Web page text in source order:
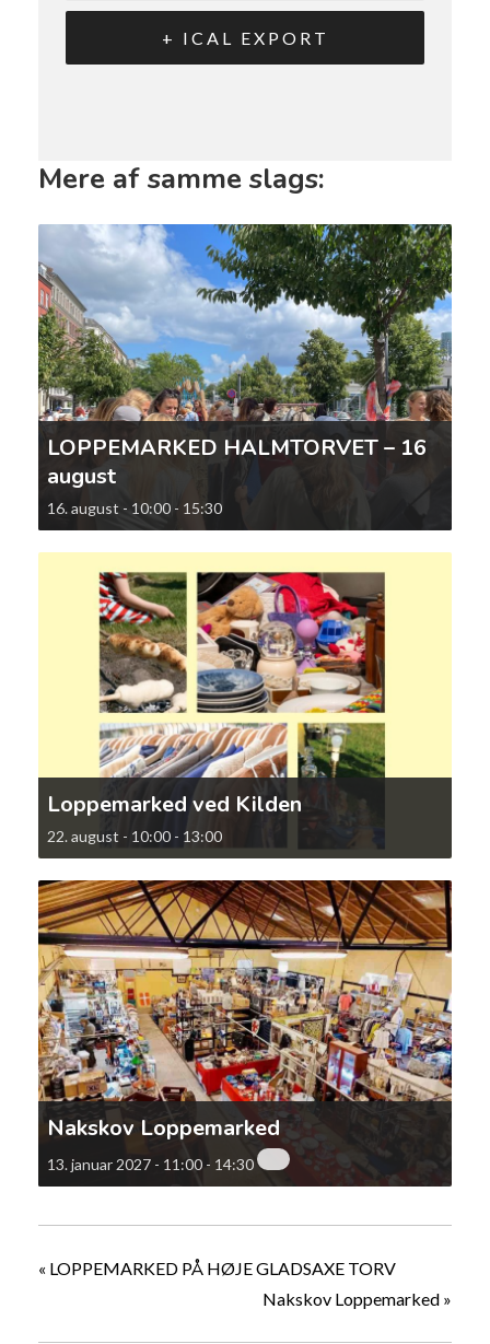
+ ICAL EXPORT
Mere af samme slags:
LOPPEMARKED HALMTORVET – 16
august
16. august - 10:00 - 15:30
Loppemarked ved Kilden
22. august - 10:00 - 13:00
Nakskov Loppemarked
13. januar 2027 - 11:00 - 14:30
« LOPPEMARKED PÅ HØJE GLADSAXE TORV
Nakskov Loppemarked »